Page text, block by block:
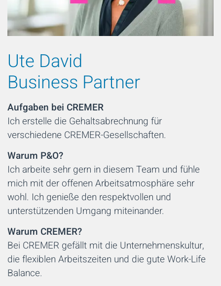
Ute David
Business Partner
Aufgaben bei CREMER
Ich erstelle die Gehaltsabrechnung für
verschiedene CREMER-Gesellschaften.
Warum P&O?
Ich arbeite sehr gern in diesem Team und fühle
mich mit der offenen Arbeitsatmosphäre sehr
wohl. Ich genieße den respektvollen und
unterstützenden Umgang miteinander.
Warum CREMER?
Bei CREMER gefällt mit die Unternehmenskultur,
die flexiblen Arbeitszeiten und die gute Work-Life
Balance.